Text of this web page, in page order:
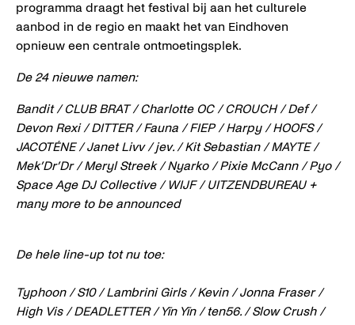
programma draagt het festival bij aan het culturele
aanbod in de regio en maakt het van Eindhoven
opnieuw een centrale ontmoetingsplek.
De 24 nieuwe namen:
Bandit / CLUB BRAT / Charlotte OC / CROUCH / Def /
Devon Rexi / DITTER / Fauna / FIEP / Harpy / HOOFS /
JACOTÉNE / Janet Livv / jev. / Kit Sebastian / MAYTE /
Mek’Dr’Dr / Meryl Streek / Nyarko / Pixie McCann / Pyo /
Space Age DJ Collective / WIJF / UITZENDBUREAU +
many more to be announced
De hele line-up tot nu toe:
Typhoon / S10 / Lambrini Girls / Kevin / Jonna Fraser /
High Vis / DEADLETTER / Yīn Yīn / ten56. / Slow Crush /